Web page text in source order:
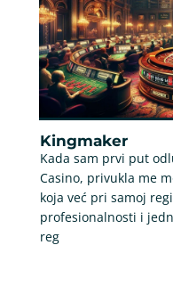
Kingmaker
Kada sam prvi put
Casino, privukla me
koja već pri samoj
profesionalnosti i
reg